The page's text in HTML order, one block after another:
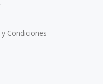
Condiciones